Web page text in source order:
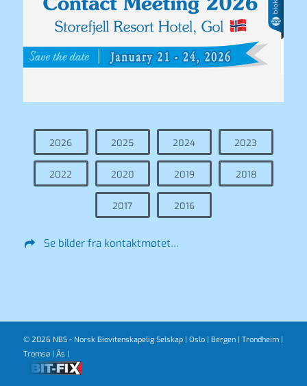
2026 2025 2024 2023
2022 2020 2019 2018
2017 2016
Se bilder fra kontaktmøtet…
© 2026 NBS - Norsk Biovitenskapelig Selskap | Oslo| Bergen| Trondheim|
Tromsø| Ås |